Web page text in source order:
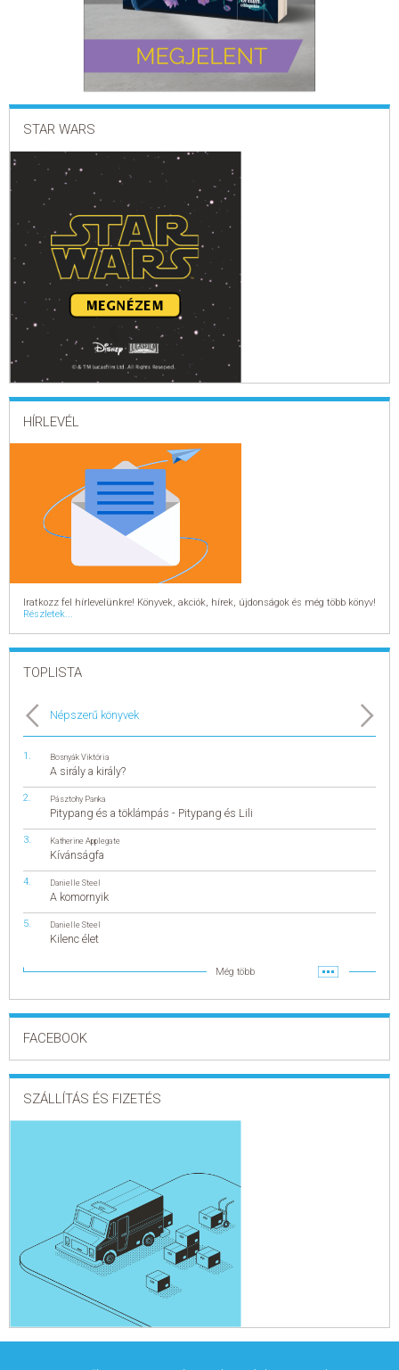
STAR WARS
HÍRLEVÉL
Iratkozz fel hírlevelünkre! Könyvek, akciók, hírek, újdonságok és még több könyv!
Részletek...
TOPLISTA
Népszerű könyvek
Bosnyák Viktória
A sirály a király?
Pásztohy Panka
Pitypang és a töklámpás - Pitypang és Lili
Katherine Applegate
Kívánságfa
Danielle Steel
A komornyik
Danielle Steel
Kilenc élet
Még több
FACEBOOK
SZÁLLÍTÁS ÉS FIZETÉS